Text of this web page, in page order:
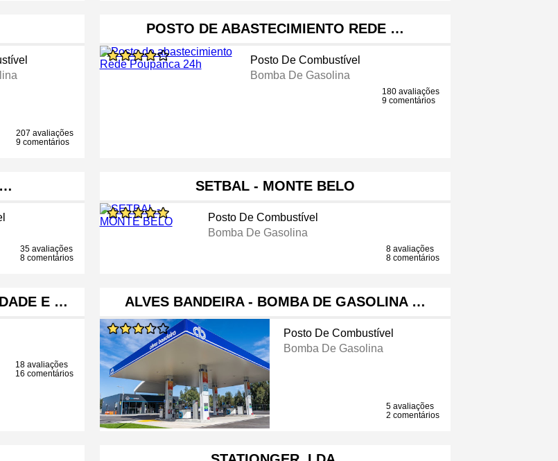
207 avaliações
9 comentários
POSTO DE ABASTECIMIENTO REDE …
Posto De Combustível
Bomba De Gasolina
180 avaliações
9 comentários
…
35 avaliações
8 comentários
SETBAL - MONTE BELO
Posto De Combustível
Bomba De Gasolina
8 avaliações
8 comentários
E …
18 avaliações
16 comentários
ALVES BANDEIRA - BOMBA DE GASOLINA …
Posto De Combustível
Bomba De Gasolina
5 avaliações
2 comentários